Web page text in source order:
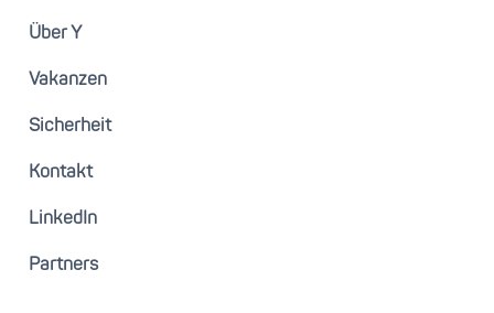
Über Y
Vakanzen
Sicherheit
Kontakt
LinkedIn
Partners